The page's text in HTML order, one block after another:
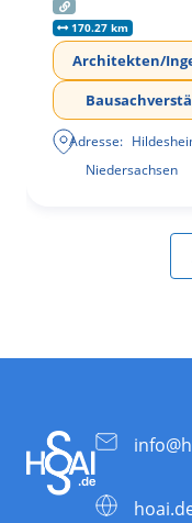
170.27 km
Architekten/
Adresse:
Niedersachsen